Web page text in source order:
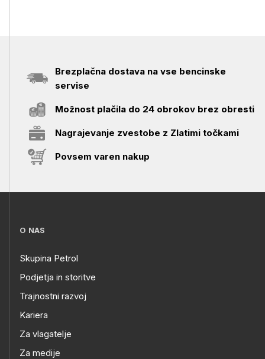
Brezplačna dostava na vse bencinske
servise
Možnost plačila do 24 obrokov brez obresti
Nagrajevanje zvestobe z Zlatimi točkami
Povsem varen nakup
O NAS
Skupina Petrol
Podjetja in storitve
Trajnostni razvoj
Kariera
Za vlagatelje
Za medije